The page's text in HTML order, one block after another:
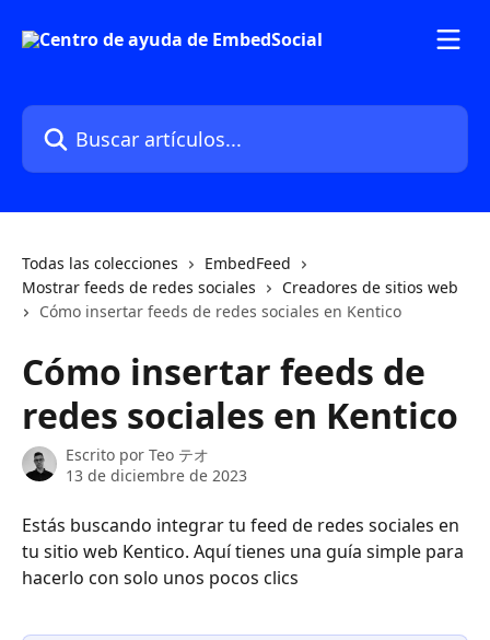
Buscar artículos...
Todas las colecciones
EmbedFeed
Mostrar feeds de redes sociales
Creadores de sitios web
Cómo insertar feeds de redes sociales en Kentico
Cómo insertar feeds de
redes sociales en Kentico
Escrito por Teo テオ
13 de diciembre de 2023
Estás buscando integrar tu feed de redes sociales en
tu sitio web Kentico. Aquí tienes una guía simple para
hacerlo con solo unos pocos clics